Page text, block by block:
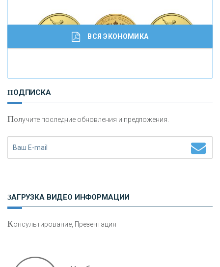
И
сохранения и увеличения капитала
ВСЯ ЭКОНОМИКА
ПОДПИСКА
Получите последние обновления и предложения.
ЗАГРУЗКА ВИДЕО ИНФОРМАЦИИ
Консультирование, Презентация